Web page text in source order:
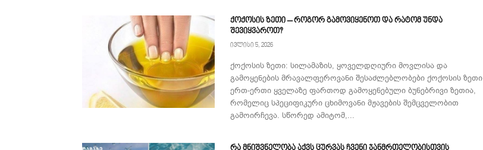
ქოქოსის ზეთი – როგორ გამოვიყენოთ და რატომ უნდა
შევიყვაროთ?
ივლისი 5, 2026
ქოქოსის ზეთი: სილამაზის, ყოველდღიური მოვლისა და
გამოყენების მრავალფეროვანი შესაძლებლობები ქოქოსის ზეთი
ერთ-ერთი ყველაზე ფართოდ გამოყენებული ბუნებრივი ზეთია,
რომელიც სპეციფიკური ცხიმოვანი მჟავების შემცველობით
გამოირჩევა. სწორედ ამიტომ,...